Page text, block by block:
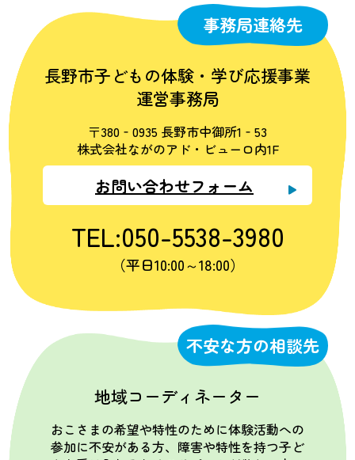
事務局連絡先
長野市子どもの体験・学び応援事業
運営事務局
〒380‐0935 長野市中御所1‐53
株式会社ながのアド・ビューロ内1F
お問い合わせフォーム
TEL:050-5538-3980
（平日10:00～18:00）
不安な方の相談先
地域コーディネーター
おこさまの希望や特性のために体験活動への
参加に不安がある方、障害や特性を持つ子ど